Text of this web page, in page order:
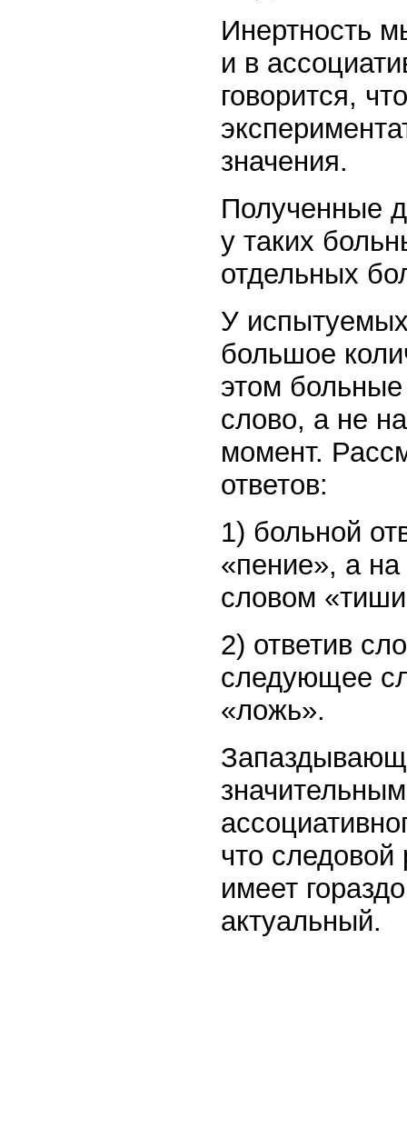
Инертность
и в
говорится,
значения.
Полученные
у таких
отдельных
У
большое
этом
слово, а не
момент.
ответов:
1) больной
«пение», а
словом
2) ответив
следующее
«ложь».
что
имеет
актуальный.